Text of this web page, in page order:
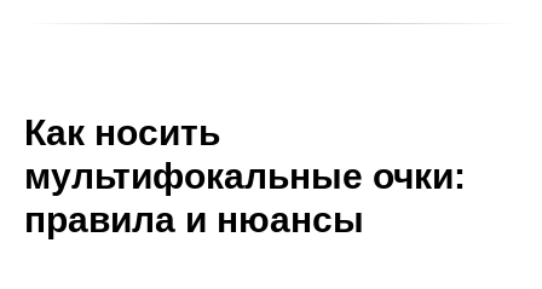
Как носить
мультифокальные очки:
правила и нюансы